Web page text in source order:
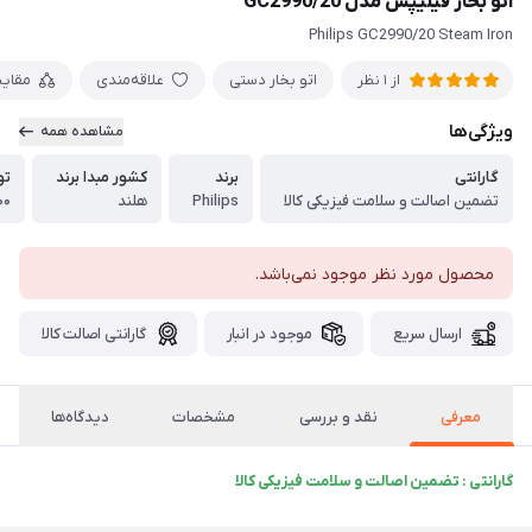
Philips GC2990/20 Steam Iron
از 1 نظر اتو بخار دستی علاقه‌مندی
ویژگی‌ها مشاهده همه
گارانتی
تضمین اصالت و سلامت فیزیکی کالا
برند
Philips
کشور مبدا برند
هلند
محصول مورد نظر موجود نمی‌باشد.
ارسال سریع موجود در انبار گارانتی اصالت کالا
معرفی نقد و بررسی مشخصات دیدگاه‌ها
گارانتی : تضمین اصالت و سلامت فیزیکی کالا